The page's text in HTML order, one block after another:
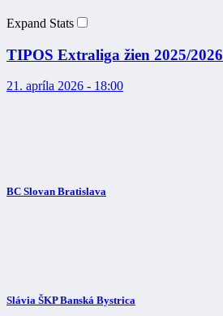
Expand Stats
TIPOS Extraliga žien 2025/2026
21. apríla 2026 - 18:00
BC Slovan Bratislava
Slávia ŠKP Banská Bystrica